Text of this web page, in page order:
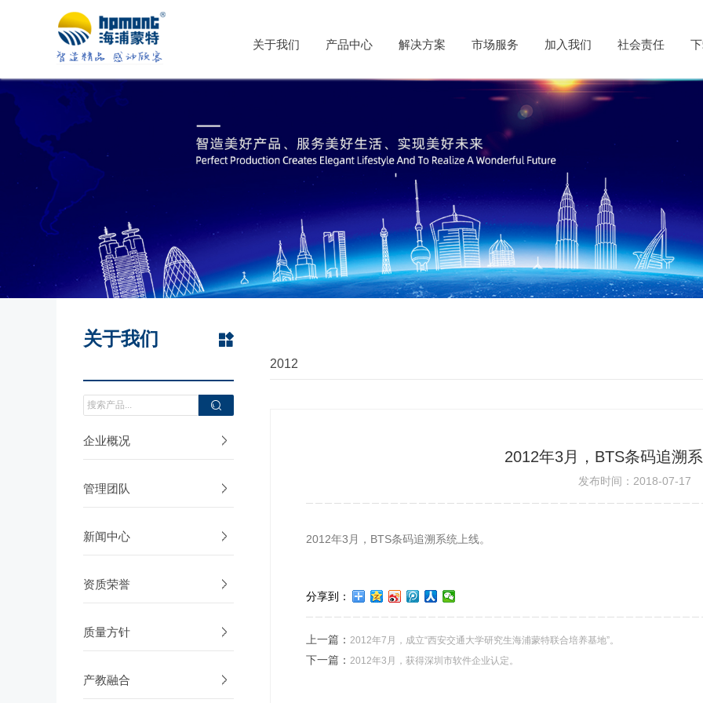
关于我们 产品中心 解决方案 市场服务 加入我们 社会责任
关于我们
企业概况
管理团队
新闻中心
资质荣誉
质量方针
产教融合
2012
2012年3月，BTS条码追溯系
发布时间：2018-07-17
2012年3月，BTS条码追溯系统上线。
分享到：
上一篇： 2012年7月，成立“西安交通大学研究生海浦蒙特联合培养基地”。
下一篇： 2012年3月，获得深圳市软件企业认定。